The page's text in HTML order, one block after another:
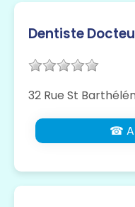
Dentiste
32 Rue St
☎